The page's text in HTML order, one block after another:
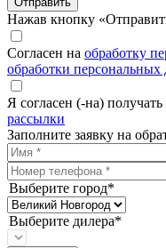
Нажав кнопку
Согласен на обработку
обработки
Я согласен (-на) получать
рассылки
Заполните заявку на
Выберите город*
Выберите дилера*